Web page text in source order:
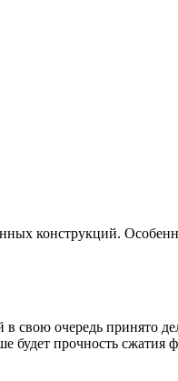
конструкций.
свою очередь принято
прочность сжатия